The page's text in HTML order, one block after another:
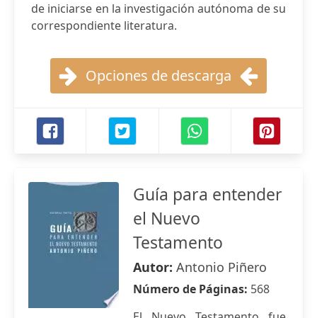
de iniciarse en la investigación autónoma de su
correspondiente literatura.
Opciones de descarga
Guía para entender
el Nuevo
Testamento
Autor: Antonio Piñero
Número de Páginas: 568